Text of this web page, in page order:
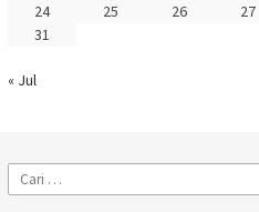
24
25 26 27
31
« Jul
Cari
untuk: